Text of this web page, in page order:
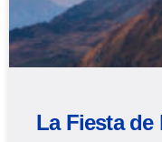
La Fiesta